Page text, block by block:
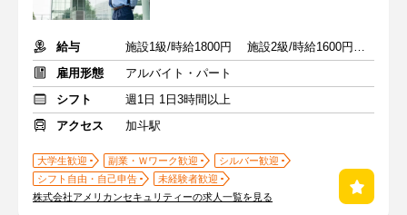
給与
施設1級/時給1800円 施設2級/時給1600円 未経験/時給1550円
雇用形態
アルバイト・パート
シフト
週1日 1日3時間以上
アクセス
加斗駅
大学生歓迎 副業・Ｗワーク歓迎
シルバー歓迎
シフト自由・自己申告
未経験者歓迎
株式会社アメリカンセキュリティーの求人一覧を見る